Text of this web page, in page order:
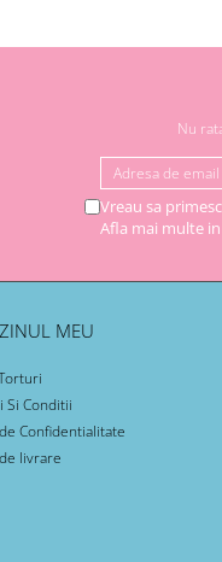
Nu
Vreau sa
Afla mai multe in
MEU
Si Conditii
Confidentialitate
livrare